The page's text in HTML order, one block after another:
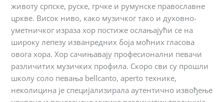
животу српске, руске, грчке и румунске православне
цркве. Висок ниво, како музичког тако и духовно-
уметничког израза хор постиже ослањајући се на
широку лепезу изванредних боја моћних гласова
овога хора. Хор сачињавају професионални певачи
различитих музичких профила. Скоро сви су прошли
школу соло певања bellcanto, aperto технике,
неколицина је специјализирала аутентично извођење